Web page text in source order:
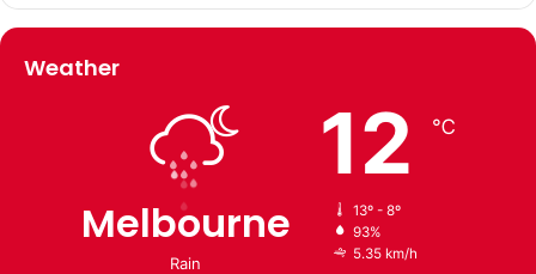
Weather
Melbourne
Rain
12 ℃
13º - 8º
93%
5.35 km/h